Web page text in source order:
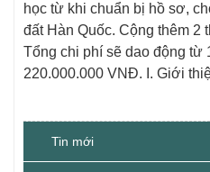
học từ khi chuẩn bị hồ sơ,
đất Hàn Quốc. Cộng thêm 2
Tổng chi phí sẽ dao động từ
220.000.000 VNĐ. I. Giới
Tin mới